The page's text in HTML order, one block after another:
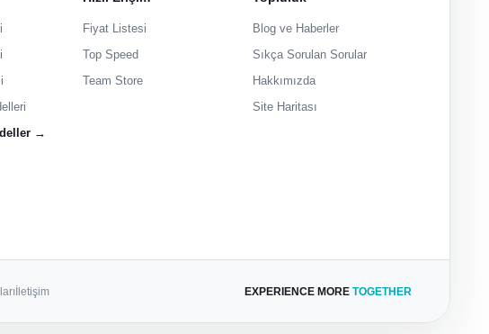
→
Fiyat Listesi
Top Speed
Team Store
Blog ve Haberler
Sıkça Sorulan Sorular
Hakkımızda
Site Haritası
İletişim EXPERIENCE MORE TOGETHER